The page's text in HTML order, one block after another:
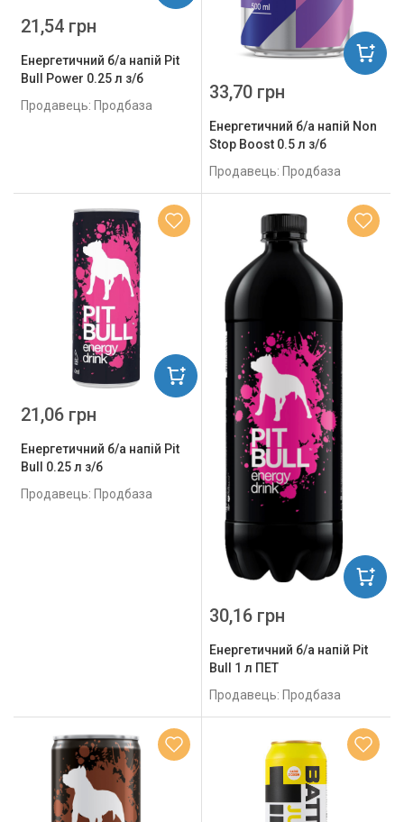
Енергетичний б/а напій Pit
Bull Power 0.25 л з/б
Продавець: Продбаза
21,54 грн
Енергетичний б/а напій Non
Stop Boost 0.5 л з/б
Продавець: Продбаза
33,70 грн
Енергетичний б/а напій Pit
Bull 0.25 л з/б
Продавець: Продбаза
21,06 грн
Енергетичний б/а напій Pit
Bull 1 л ПЕТ
Продавець: Продбаза
30,16 грн